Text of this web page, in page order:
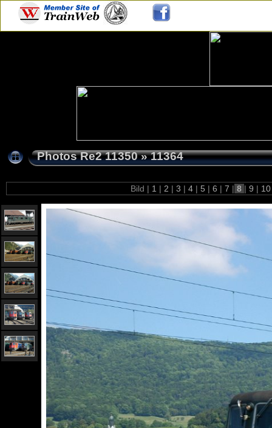
Photos Re2 11350»11364
Bild | 1 | 2 | 3 | 4 | 5 | 6 | 7 | 8 | 9 |